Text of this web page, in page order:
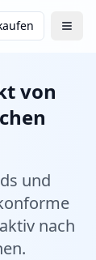
von
und
nach